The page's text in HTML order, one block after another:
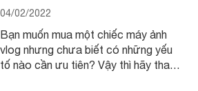
04/02/2022
Bạn muốn mua một chiếc máy ảnh
vlog nhưng chưa biết có những yếu
tố nào cần ưu tiên? Vậy thì hãy tham